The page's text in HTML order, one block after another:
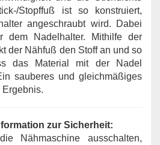
Stopffuß ist so konstruiert,
angeschraubt wird. Dabei
dem Nadelhalter. Mithilfe der
der Nähfuß den Stoff an und so
das Material mit der Nadel
sauberes und gleichmäßiges
zur Sicherheit:
Nähmaschine ausschalten,